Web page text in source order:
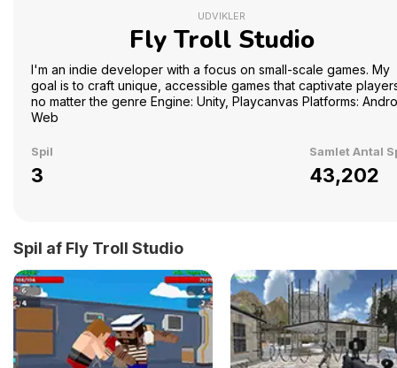
UDVIKLER
Fly Troll Studio
I'm an indie developer with a focus on small-scale games. My
goal is to craft unique, accessible games that captivate
no matter the genre Engine: Unity, Playcanvas Platforms:
Web
Spil
3
Samlet Antal
43,202
Spil af Fly Troll Studio